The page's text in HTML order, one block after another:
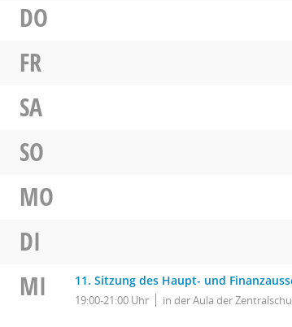
DO
FR
SA
SO
MO
DI
MI 11. Sitzung des Haupt- und
19:00-21:00 Uhr in der Aula der